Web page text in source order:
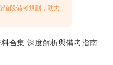
段備考規劃，助力
合集 深度解析與備考指南